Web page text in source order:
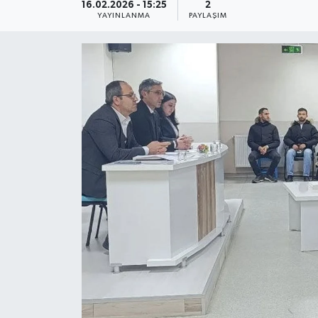
16.02.2026 - 15:25
YAYINLANMA
2
PAYLAŞIM